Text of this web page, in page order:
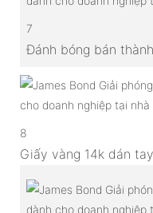
7
Đánh bóng bán
8
Giấy vàng 14k dán tay